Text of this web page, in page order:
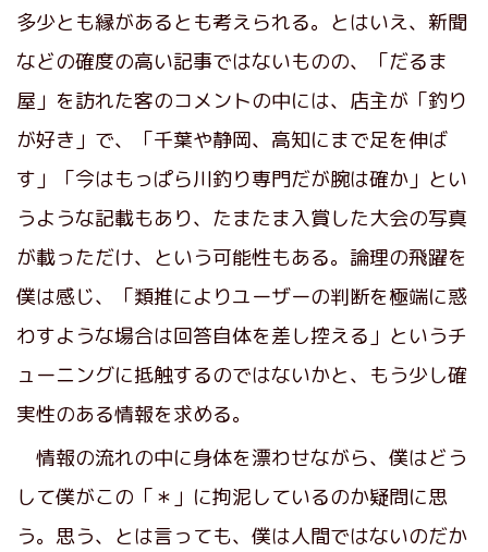
多少とも縁があるとも考えられる。とはいえ、新聞
などの確度の高い記事ではないものの、「だるま
屋」を訪れた客のコメントの中には、店主が「釣り
が好き」で、「千葉や静岡、高知にまで足を伸ば
す」「今はもっぱら川釣り専門だが腕は確か」とい
うような記載もあり、たまたま入賞した大会の写真
が載っただけ、という可能性もある。論理の飛躍を
僕は感じ、「類推によりユーザーの判断を極端に惑
わすような場合は回答自体を差し控える」というチ
ューニングに抵触するのではないかと、もう少し確
実性のある情報を求める。
情報の流れの中に身体を漂わせながら、僕はどう
して僕がこの「＊」に拘泥しているのか疑問に思
う。思う、とは言っても、僕は人間ではないのだか